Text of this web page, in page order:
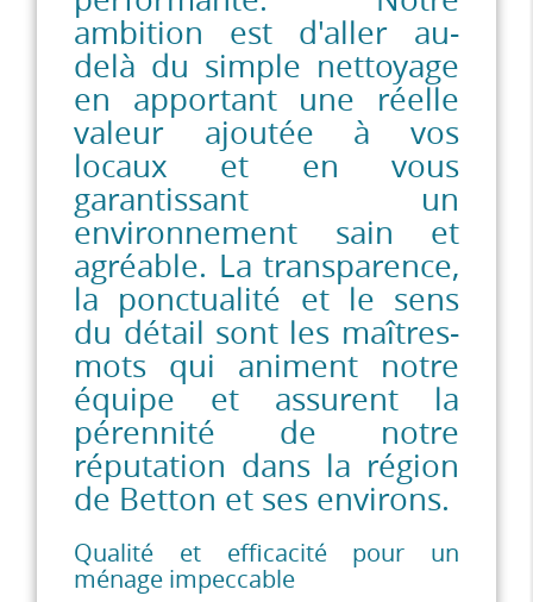
ambition est d'aller au-
delà du simple nettoyage
en apportant une réelle
valeur ajoutée à vos
locaux et en vous
garantissant un
environnement sain et
agréable. La transparence,
la ponctualité et le sens
du détail sont les maîtres-
mots qui animent notre
équipe et assurent la
pérennité de notre
réputation dans la région
de Betton et ses environs.
Qualité et efficacité pour un
ménage impeccable